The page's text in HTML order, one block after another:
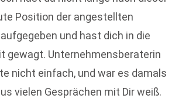
Position der angestellten
und hast dich in die
gewagt. Unternehmensberaterin
nicht einfach, und war es damals
vielen Gesprächen mit Dir weiß.